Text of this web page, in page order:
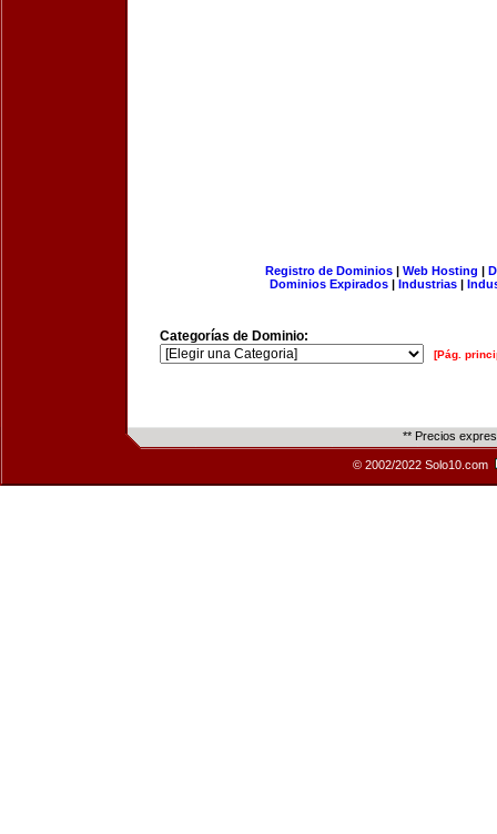
Registro de Dominios| Web Hosting |
Dominios Expirados | Industrias |
Categorías de Dominio:
[Pág.
** Precios
© 2002/2022 Solo10.com